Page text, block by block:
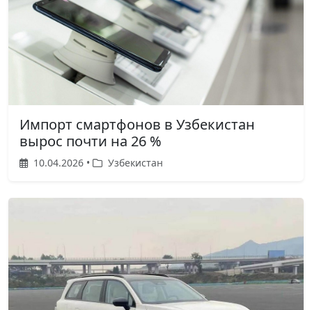
Импорт смартфонов в Узбекистан
вырос почти на 26 %
10.04.2026 • Узбекистан